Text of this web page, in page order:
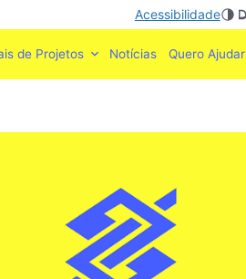
Acessibilidade
de Projetos Notícias Quero Ajudar